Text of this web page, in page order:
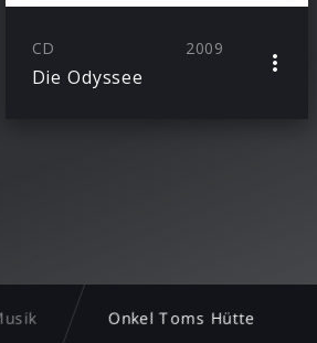
CD 2009
Die Odyssee
Onkel Toms Hütte